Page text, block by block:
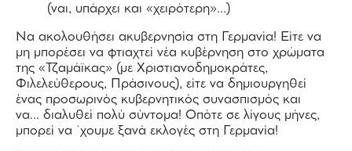
(ναι, υπάρχει και «χειρότερη»…)
Να ακολουθήσει ακυβερνησία στη Γερμανία! Είτε να
μη μπορέσει να φτιαχτεί νέα κυβέρνηση στο χρώματα
της «Τζαμάϊκας» (με Χριστιανοδημοκράτες,
Φιλελεύθερους, Πράσινους), είτε να δημιουργηθεί
ένας προσωρινός κυβερνητικός συνασπισμός και
να… διαλυθεί πολύ σύντομα! Οπότε σε λίγους μήνες,
μπορεί να ΄χουμε ξανά εκλογές στη Γερμανία!